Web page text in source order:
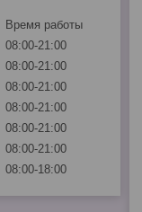
Время работы
08:00-21:00
08:00-21:00
08:00-21:00
08:00-21:00
08:00-21:00
08:00-21:00
08:00-18:00